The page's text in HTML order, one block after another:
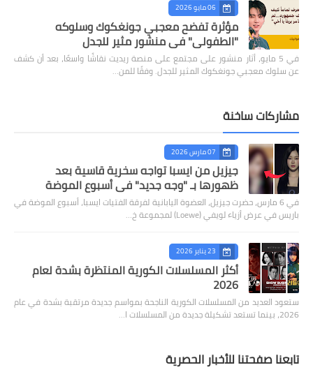
06 مايو 2026
مؤثرة تفضح معجبي جونغكوك وسلوكه
"الطفولي" في منشور مثير للجدل
في 5 مايو، أثار منشور على مجتمع على منصة ريديت نقاشًا واسعًا، بعد أن كشف
عن سلوك معجبي جونغكوك المثير للجدل. وفقًا للمن…
مشاركات ساخنة
07 مارس 2026
جيزيل من ايسبا تواجه سخرية قاسية بعد
ظهورها بـ "وجه جديد" في أسبوع الموضة
في 6 مارس، حضرت جيزيل، العضوة اليابانية لفرقة الفتيات ايسبا، أسبوع الموضة في
باريس في عرض أزياء لويفي (Loewe) لمجموعة خ…
23 يناير 2026
أكثر المسلسلات الكورية المنتظرة بشدة لعام
2026
ستعود العديد من المسلسلات الكورية الناجحة بمواسم جديدة مرتقبة بشدة في عام
2026، بينما تستعد تشكيلة جديدة من المسلسلات ا…
تابعنا صفحتنا للأخبار الحصرية